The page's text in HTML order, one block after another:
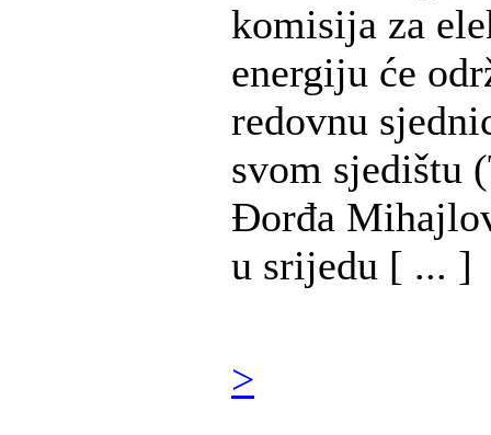
komisija za
energiju će
redovnu
svom sjedištu
Đorđa
u srijedu [ ... ]
>